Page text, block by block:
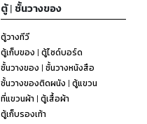
ตู้ | ชั้นวางของ
ตู้วางทีวี
ตู้เก็บของ | ตู้ไซด์บอร์ด
ชั้นวางของ | ชั้นวางหนังสือ
ชั้นวางของติดผนัง | ตู้แขวน
ที่แขวนผ้า | ตู้เสื้อผ้า
ตู้เก็บรองเท้า